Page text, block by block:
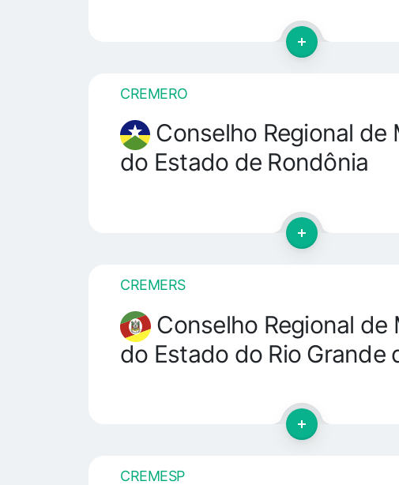
CREMERO
Conselho Regional de
do Estado de Rondônia
CREMERS
Conselho Regional de
do Estado do Rio Grande
CREMESP